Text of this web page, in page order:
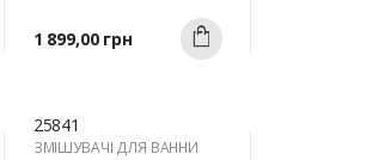
Швидкий
перегляд
Ціна
1 899,00 грн Купити
25841
ЗМІШУВАЧІ ДЛЯ ВАННИ